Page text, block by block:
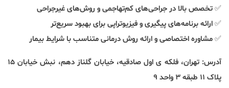
✅تخصص بالا در جراحی‌های کم‌تهاجمی و روش‌های غیرجراحی
✅ارائه برنامه‌های پیگیری و فیزیوتراپی برای بهبود سریع‌تر
✅مشاوره اختصاصی و ارائه روش درمانی متناسب با شرایط بیمار
آدرس: تهران، فلکه ی اول صادقیه، خیابان گلناز دهم، نبش خیابان ۱۵
پلاک ۱۱ طبقه ۳ واحد ۹